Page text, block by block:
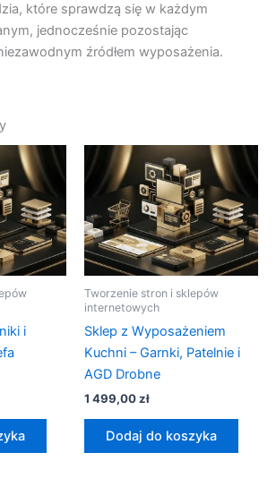
które sprawdzą się w każdym
jednocześnie pozostając
źródłem wyposażenia.
i
Tworzenie stron i sklepów
internetowych
Sklep z Wyposażeniem
Kuchni – Garnki, Patelnie i
AGD Drobne
1 499,00zł
Dodaj do koszyka